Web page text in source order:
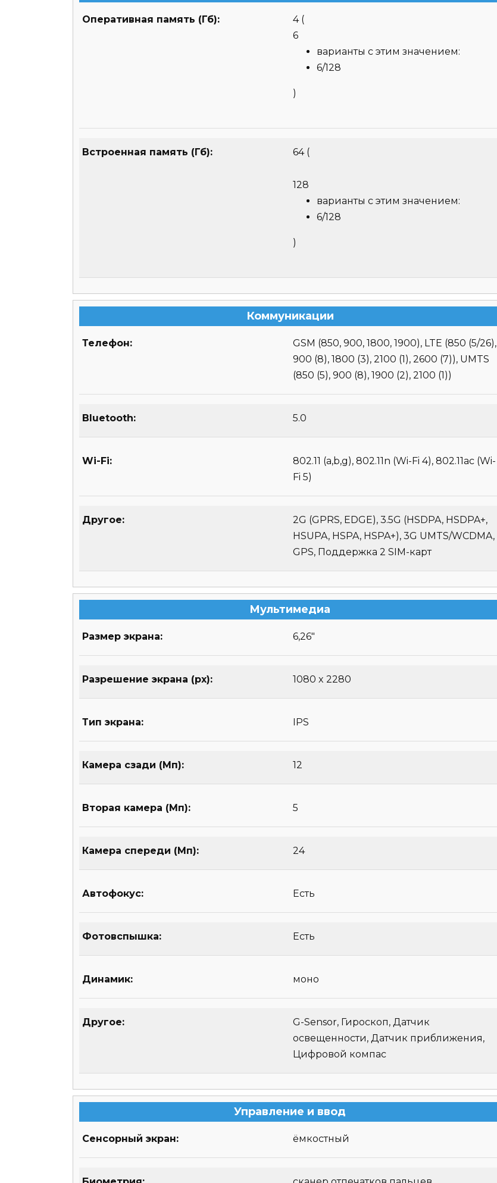
Оперативная память (Гб): 4(
6
варианты с этим значением:
6/128
)
Встроенная память (Гб): 64(
128
варианты с этим значением:
6/128
)
Коммуникации
Телефон:
GSM (850, 900, 1800, 1900), LTE (850 (5/26),
900 (8), 1800 (3), 2100 (1), 2600 (7)), UMTS
(850 (5), 900 (8), 1900 (2), 2100 (1))
Bluetooth: 5.0
Wi-Fi:
802.11 (a,b,g), 802.11n (Wi-Fi 4), 802.11ac (Wi-
Fi 5)
Другое:
2G (GPRS, EDGE), 3.5G (HSDPA, HSDPA+,
HSUPA, HSPA, HSPA+), 3G UMTS/WCDMA,
GPS, Поддержка 2 SIM-карт
Мультимедиа
Размер экрана: 6,26″
Разрешение экрана (px): 1080 x 2280
Тип экрана: IPS
Камера сзади (Мп): 12
Вторая камера (Мп): 5
Камера спереди (Мп): 24
Автофокус: Есть
Фотовспышка: Есть
Динамик: моно
Другое:
G-Sensor, Гироскоп, Датчик
освещенности, Датчик приближения,
Цифровой компас
Управление и ввод
Сенсорный экран: ёмкостный